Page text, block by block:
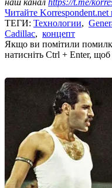
Читайте
ТЕГИ: Технологии,
Cadillac, концепт
Якщо ви помітили
натисніть Ctrl + Enter,